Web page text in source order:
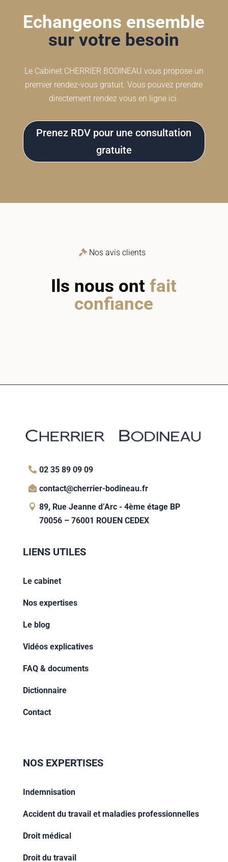
Echangeons ensemble
sur votre besoin
Le Cabinet CHERRIER BODINEAU vous propose un
premier rendez-vous gratuit. Vous pouvez prendre
directement rendez vous en ligne ici.
Prenez RDV pour une consultation
gratuite
Nos avis clients
Ils nous ontfait
confiance
02 35 89 09 09
contact@cherrier-bodineau.fr
89, Rue Jeanne d’Arc - 4ème étage BP
70056 – 76001 ROUEN CEDEX
LIENS UTILES
Le cabinet
Nos expertises
Le blog
Vidéos explicatives
FAQ & documents
Dictionnaire
Contact
NOS EXPERTISES
Indemnisation
Accident du travail et maladies professionnelles
Droit médical
Droit du travail